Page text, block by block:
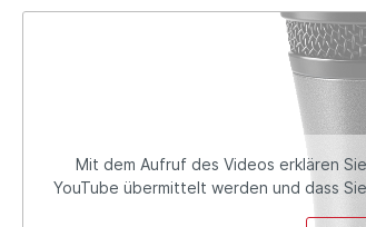
Mit dem Aufruf des Videos erklären
YouTube übermittelt werden und dass